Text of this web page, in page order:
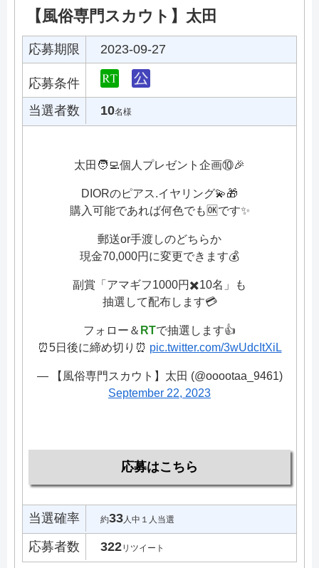
【風俗専門スカウト】太田
応募期限 2023-09-27
応募条件
当選者数
10名様
太田🧑‍💻個人プレゼント企画⑩🎉
DIORのピアス.イヤリング💫🎁
購入可能であれば何色でも🆗です✨
郵送or手渡しのどちらか
現金70,000円に変更できます💰
副賞「アマギフ1000円✖️10名」も
抽選して配布します💳
フォロー＆ RTで抽選します👍
⏰5日後に締め切り⏰ pic.twitter.com/3wUdcItXiL
— 【風俗専門スカウト】太田 (@ooootaa_9461)
September 22, 2023
応募はこちら
当選確率 約33人中１人当選
応募者数 322リツイート